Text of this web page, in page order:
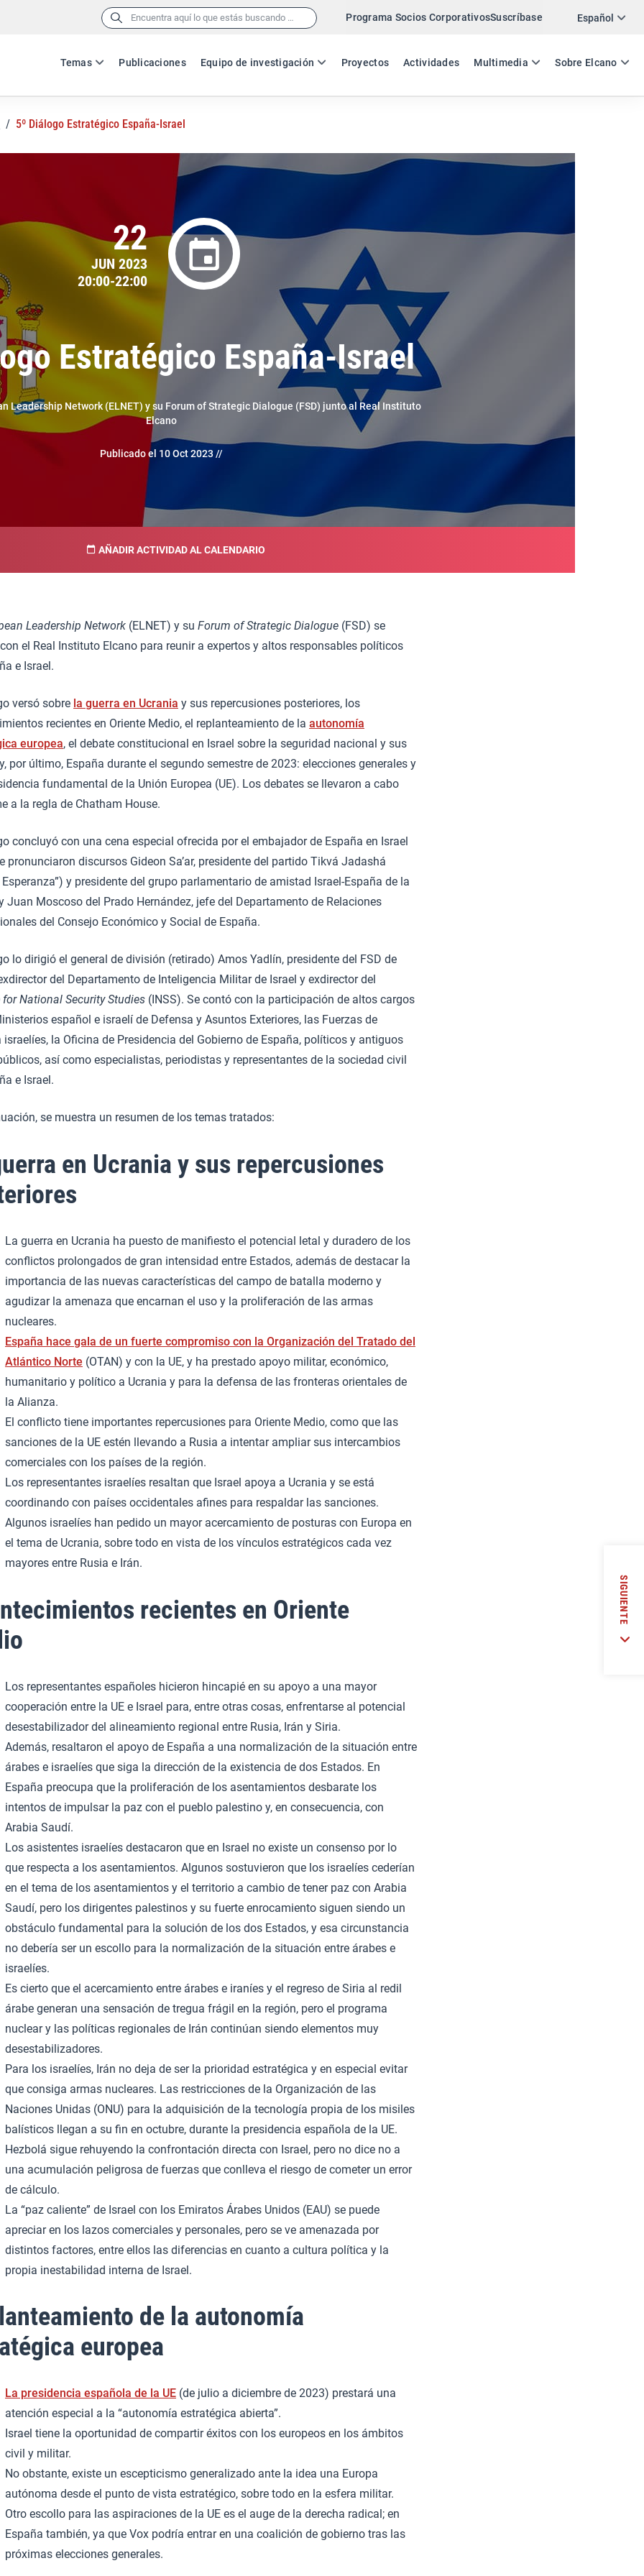
Buscar: Programa Socios CorporativosSuscríbase Español
ES EN
Temas Publicaciones Equipo de investigación Proyectos Actividades Multimedia Sobre Elcano
Twitter
/ 5º Diálogo Estratégico España-Israel
Estratégico España-Israel
22
JUN 2023
20:00-22:00
Leadership Network (ELNET) y su Forum of Strategic Dialogue (FSD) junto al Real Instituto
Elcano
Publicado el 10 Oct 2023 //
AÑADIR ACTIVIDAD AL CALENDARIO
Leadership Network (ELNET) y su Forum of Strategic Dialogue (FSD) se
el Real Instituto Elcano para reunir a expertos y altos responsables políticos
e Israel.
versó sobre la guerra en Ucrania y sus repercusiones posteriores, los
recientes en Oriente Medio, el replanteamiento de la autonomía
europea, el debate constitucional en Israel sobre la seguridad nacional y sus
por último, España durante el segundo semestre de 2023: elecciones generales y
fundamental de la Unión Europea (UE). Los debates se llevaron a cabo
a la regla de Chatham House.
concluyó con una cena especial ofrecida por el embajador de España en Israel
pronunciaron discursos Gideon Sa’ar, presidente del partido Tikvá Jadashá
Esperanza”) y presidente del grupo parlamentario de amistad Israel-España de la
Juan Moscoso del Prado Hernández, jefe del Departamento de Relaciones
del Consejo Económico y Social de España.
lo dirigió el general de división (retirado) Amos Yadlín, presidente del FSD de
del Departamento de Inteligencia Militar de Israel y exdirector del
National Security Studies (INSS). Se contó con la participación de altos cargos
español e israelí de Defensa y Asuntos Exteriores, las Fuerzas de
israelíes, la Oficina de Presidencia del Gobierno de España, políticos y antiguos
así como especialistas, periodistas y representantes de la sociedad civil
e Israel.
se muestra un resumen de los temas tratados:
en Ucrania y sus repercusiones
La guerra en Ucrania ha puesto de manifiesto el potencial letal y duradero de los
conflictos prolongados de gran intensidad entre Estados, además de destacar la
importancia de las nuevas características del campo de batalla moderno y
agudizar la amenaza que encarnan el uso y la proliferación de las armas
nucleares.
España hace gala de un fuerte compromiso con la Organización del Tratado del
Atlántico Norte (OTAN) y con la UE, y ha prestado apoyo militar, económico,
humanitario y político a Ucrania y para la defensa de las fronteras orientales de
la Alianza.
El conflicto tiene importantes repercusiones para Oriente Medio, como que las
sanciones de la UE estén llevando a Rusia a intentar ampliar sus intercambios
comerciales con los países de la región.
Los representantes israelíes resaltan que Israel apoya a Ucrania y se está
coordinando con países occidentales afines para respaldar las sanciones.
Algunos israelíes han pedido un mayor acercamiento de posturas con Europa en
el tema de Ucrania, sobre todo en vista de los vínculos estratégicos cada vez
mayores entre Rusia e Irán.
recientes en Oriente
Los representantes españoles hicieron hincapié en su apoyo a una mayor
cooperación entre la UE e Israel para, entre otras cosas, enfrentarse al potencial
desestabilizador del alineamiento regional entre Rusia, Irán y Siria.
Además, resaltaron el apoyo de España a una normalización de la situación entre
árabes e israelíes que siga la dirección de la existencia de dos Estados. En
España preocupa que la proliferación de los asentamientos desbarate los
intentos de impulsar la paz con el pueblo palestino y, en consecuencia, con
Arabia Saudí.
Los asistentes israelíes destacaron que en Israel no existe un consenso por lo
que respecta a los asentamientos. Algunos sostuvieron que los israelíes cederían
en el tema de los asentamientos y el territorio a cambio de tener paz con Arabia
Saudí, pero los dirigentes palestinos y su fuerte enrocamiento siguen siendo un
obstáculo fundamental para la solución de los dos Estados, y esa circunstancia
no debería ser un escollo para la normalización de la situación entre árabes e
israelíes.
Es cierto que el acercamiento entre árabes e iraníes y el regreso de Siria al redil
árabe generan una sensación de tregua frágil en la región, pero el programa
nuclear y las políticas regionales de Irán continúan siendo elementos muy
desestabilizadores.
Para los israelíes, Irán no deja de ser la prioridad estratégica y en especial evitar
que consiga armas nucleares. Las restricciones de la Organización de las
Naciones Unidas (ONU) para la adquisición de la tecnología propia de los misiles
balísticos llegan a su fin en octubre, durante la presidencia española de la UE.
Hezbolá sigue rehuyendo la confrontación directa con Israel, pero no dice no a
una acumulación peligrosa de fuerzas que conlleva el riesgo de cometer un error
de cálculo.
La “paz caliente” de Israel con los Emiratos Árabes Unidos (EAU) se puede
apreciar en los lazos comerciales y personales, pero se ve amenazada por
distintos factores, entre ellos las diferencias en cuanto a cultura política y la
propia inestabilidad interna de Israel.
de la autonomía
europea
La presidencia española de la UE (de julio a diciembre de 2023) prestará una
atención especial a la “autonomía estratégica abierta”.
Israel tiene la oportunidad de compartir éxitos con los europeos en los ámbitos
civil y militar.
No obstante, existe un escepticismo generalizado ante la idea una Europa
autónoma desde el punto de vista estratégico, sobre todo en la esfera militar.
Otro escollo para las aspiraciones de la UE es el auge de la derecha radical; en
España también, ya que Vox podría entrar en una coalición de gobierno tras las
próximas elecciones generales.
SIGUIENTE